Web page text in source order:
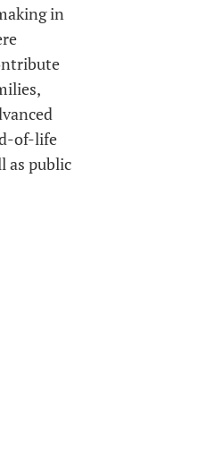
in
of-life
as public